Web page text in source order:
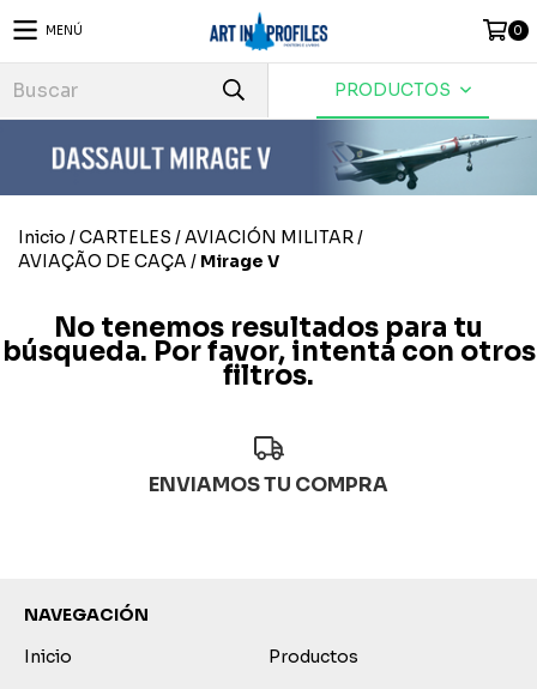
MENÚ 0
PRODUCTOS
Inicio /CARTELES /AVIACIÓN MILITAR /
AVIAÇÃO DE CAÇA / Mirage V
No tenemos resultados para tu
búsqueda. Por favor, intentá con otros
filtros.
ENVIAMOS TU COMPRA
NAVEGACIÓN
Inicio
Productos